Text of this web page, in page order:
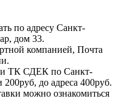
по адресу Санкт-
дом 33.
компанией, Почта
ТК СДЕК по Санкт-
до адреса 400руб.
можно ознакомиться